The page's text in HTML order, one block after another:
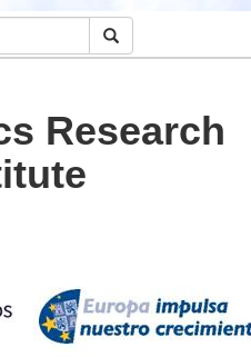
Research